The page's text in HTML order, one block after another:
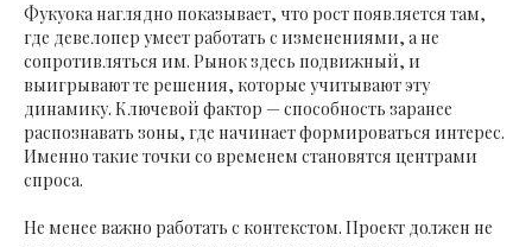
Фукуока наглядно показывает, что рост появляется там,
где девелопер умеет работать с изменениями, а не
сопротивляться им. Рынок здесь подвижный, и
выигрывают те решения, которые учитывают эту
динамику. Ключевой фактор — способность заранее
распознавать зоны, где начинает формироваться интерес.
Именно такие точки со временем становятся центрами
спроса.
Не менее важно работать с контекстом. Проект должен не